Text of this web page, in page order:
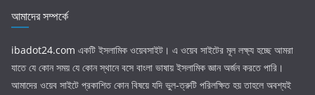
আমাদের সম্পর্কে
ibadot24.com একটি ইসলামিক ওয়েবসাইট। এ ওয়েব সাইটের মূল লক্ষ্য হচ্ছে আমরা
যাতে যে কোন সময় যে কোন স্থানে বসে বাংলা ভাষায় ইসলামিক জ্ঞান অর্জন করতে পারি।
আমাদের ওয়েব সাইটে প্রকাশিত কোন বিষয়ে যদি ভুল-ত্রুটি পরিলক্ষিত হয় তাহলে অবশ্যই